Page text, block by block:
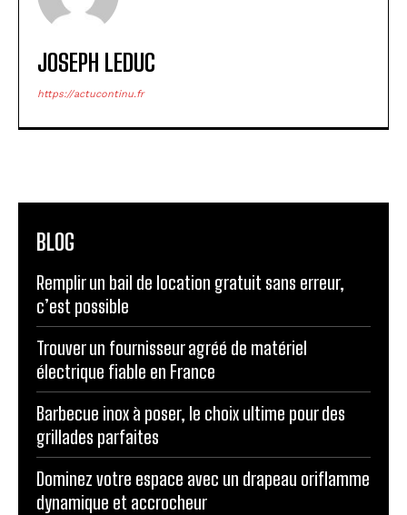
JOSEPH LEDUC
https://actucontinu.fr
BLOG
Remplir un bail de location gratuit sans erreur,
c’est possible
Trouver un fournisseur agréé de matériel
électrique fiable en France
Barbecue inox à poser, le choix ultime pour des
grillades parfaites
Dominez votre espace avec un drapeau oriflamme
dynamique et accrocheur